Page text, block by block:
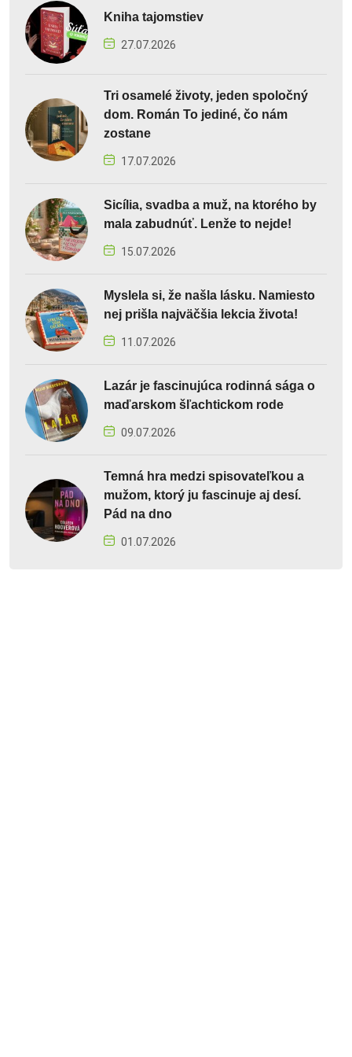
Kniha tajomstiev
27.07.2026
Tri osamelé životy, jeden spoločný
dom. Román To jediné, čo nám
zostane
17.07.2026
Sicília, svadba a muž, na ktorého by
mala zabudnúť. Lenže to nejde!
15.07.2026
Myslela si, že našla lásku. Namiesto
nej prišla najväčšia lekcia života!
11.07.2026
Lazár je fascinujúca rodinná sága o
maďarskom šľachtickom rode
09.07.2026
Temná hra medzi spisovateľkou a
mužom, ktorý ju fascinuje aj desí.
Pád na dno
01.07.2026